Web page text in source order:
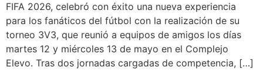
FIFA 2026, celebró con éxito una nueva experiencia
para los fanáticos del fútbol con la realización de su
torneo 3V3, que reunió a equipos de amigos los días
martes 12 y miércoles 13 de mayo en el Complejo
Elevo. Tras dos jornadas cargadas de competencia, […]